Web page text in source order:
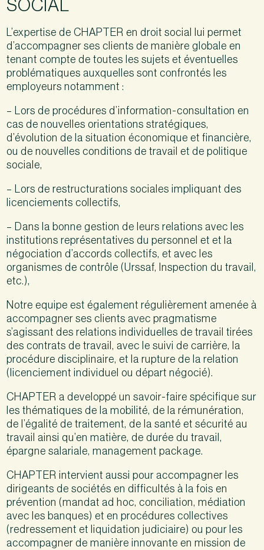
SOCIAL
L’expertise de CHAPTER en droit social lui permet
d’accompagner ses clients de manière globale en
tenant compte de toutes les sujets et éventuelles
problématiques auxquelles sont confrontés les
employeurs notamment :
– Lors de procédures d’information-consultation en
cas de nouvelles orientations stratégiques,
d’évolution de la situation économique et financière,
ou de nouvelles conditions de travail et de politique
sociale,
– Lors de restructurations sociales impliquant des
licenciements collectifs,
– Dans la bonne gestion de leurs relations avec les
institutions représentatives du personnel et et la
négociation d’accords collectifs, et avec les
organismes de contrôle (Urssaf, Inspection du travail,
etc.),
Notre equipe est également régulièrement amenée à
accompagner ses clients avec pragmatisme
s’agissant des relations individuelles de travail tirées
des contrats de travail, avec le suivi de carrière, la
procédure disciplinaire, et la rupture de la relation
(licenciement individuel ou départ négocié).
CHAPTER a developpé un savoir-faire spécifique sur
les thématiques de la mobilité, de la rémunération,
de l’égalité de traitement, de la santé et sécurité au
travail ainsi qu’en matière, de durée du travail,
épargne salariale, management package.
CHAPTER intervient aussi pour accompagner les
dirigeants de sociétés en difficultés à la fois en
prévention (mandat ad hoc, conciliation, médiation
avec les banques) et en procédures collectives
(redressement et liquidation judiciaire) ou pour les
accompagner de manière innovante en mission de